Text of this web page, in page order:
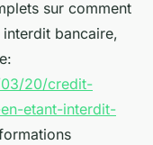
sur comment
bancaire,
20/credit-
etant-interdit-